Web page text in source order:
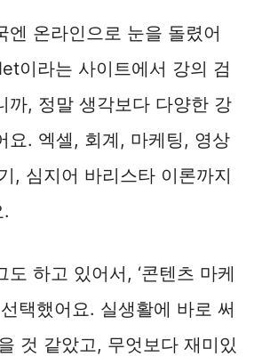
엔 온라인으로 눈을 돌렸어
이라는 사이트에서 강의 검
까, 정말 생각보다 다양한 강
요. 엑셀, 회계, 마케팅, 영상
, 심지어 바리스타 이론까지
도 하고 있어서, ‘콘텐츠 마케
선택했어요. 실생활에 바로 써
것 같았고, 무엇보다 재미있